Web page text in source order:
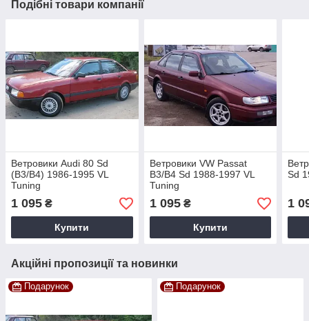
Подібні товари компанії
Ветровики Audi 80 Sd
(B3/B4) 1986-1995 VL
Tuning
1 095 ₴
Купити
Ветровики VW Passat
B3/B4 Sd 1988-1997 VL
Tuning
1 095₴
Купити
Sd
1
Акційні пропозиції та новинки
Подарунок Подарунок